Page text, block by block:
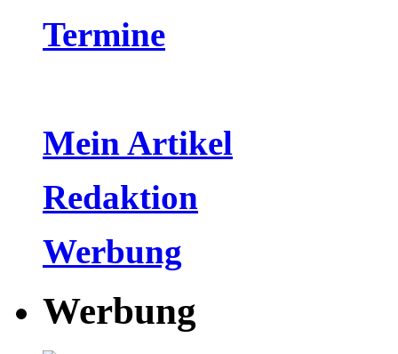
Termine
Mein Artikel
Redaktion
Werbung
Werbung